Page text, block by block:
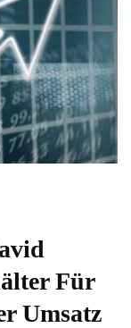
Für
Umsatz